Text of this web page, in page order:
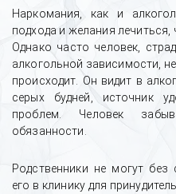
Наркомания, как и
подхода и желания
Однако часто человек,
алкогольной зависимости,
происходит. Он видит в
серых будней, источник
проблем. Человек
обязанности.
Родственники не могут без
его в клинику для